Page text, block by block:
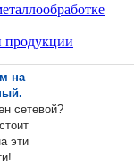
продукции
на
сетевой?
эти